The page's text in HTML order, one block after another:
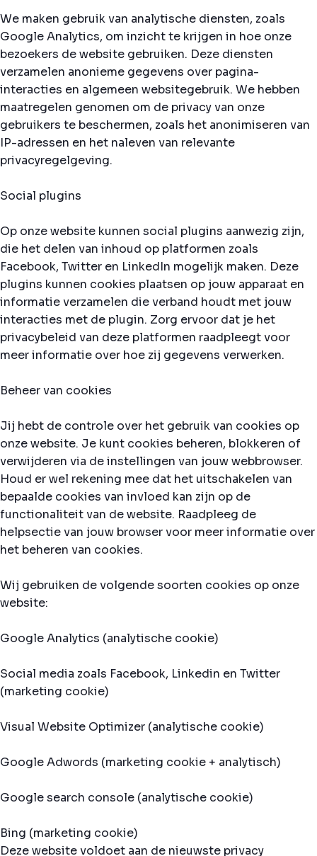
We maken gebruik van analytische diensten, zoals
Google Analytics, om inzicht te krijgen in hoe onze
bezoekers de website gebruiken. Deze diensten
verzamelen anonieme gegevens over pagina-
interacties en algemeen websitegebruik. We hebben
maatregelen genomen om de privacy van onze
gebruikers te beschermen, zoals het anonimiseren van
IP-adressen en het naleven van relevante
privacyregelgeving.
Social plugins
Op onze website kunnen social plugins aanwezig zijn,
die het delen van inhoud op platformen zoals
Facebook, Twitter en LinkedIn mogelijk maken. Deze
plugins kunnen cookies plaatsen op jouw apparaat en
informatie verzamelen die verband houdt met jouw
interacties met de plugin. Zorg ervoor dat je het
privacybeleid van deze platformen raadpleegt voor
meer informatie over hoe zij gegevens verwerken.
Beheer van cookies
Jij hebt de controle over het gebruik van cookies op
onze website. Je kunt cookies beheren, blokkeren of
verwijderen via de instellingen van jouw webbrowser.
Houd er wel rekening mee dat het uitschakelen van
bepaalde cookies van invloed kan zijn op de
functionaliteit van de website. Raadpleeg de
helpsectie van jouw browser voor meer informatie over
het beheren van cookies.
Wij gebruiken de volgende soorten cookies op onze
website:
Google Analytics (analytische cookie)
Social media zoals Facebook, Linkedin en Twitter
(marketing cookie)
Visual Website Optimizer (analytische cookie)
Google Adwords (marketing cookie + analytisch)
Google search console (analytische cookie)
Bing (marketing cookie)
Deze website voldoet aan de nieuwste privacy